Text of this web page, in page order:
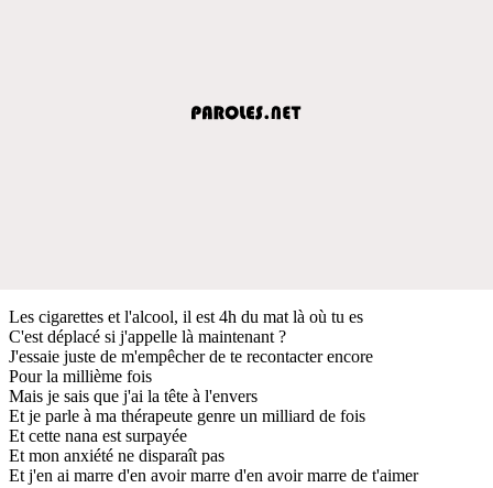
Les cigarettes et l'alcool, il est 4h du mat là où tu es
C'est déplacé si j'appelle là maintenant ?
J'essaie juste de m'empêcher de te recontacter encore
Pour la millième fois
Mais je sais que j'ai la tête à l'envers
Et je parle à ma thérapeute genre un milliard de fois
Et cette nana est surpayée
Et mon anxiété ne disparaît pas
Et j'en ai marre d'en avoir marre d'en avoir marre de t'aimer